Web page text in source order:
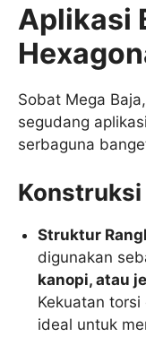
Aplikasi
Sobat Mega
segudang
serbaguna
Konstruksi
Struktur
digunakan
kanopi, atau
Kekuatan
ideal untuk